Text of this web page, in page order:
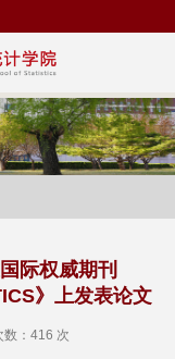
际权威期刊
》上发表论文
： 416 次